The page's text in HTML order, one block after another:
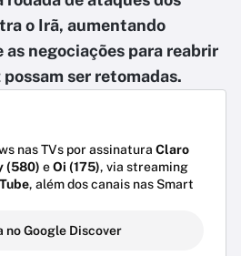
o Irã, aumentando
negociações para reabrir
ser retomadas.
nas TVs por assinatura Claro
(580) eOi (175), via streaming
, além dos canais nas Smart
no Google Discover